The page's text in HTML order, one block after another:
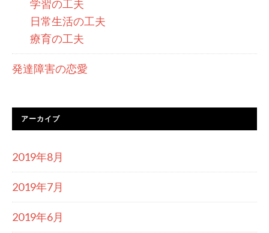
学習の工夫
日常生活の工夫
療育の工夫
発達障害の恋愛
アーカイブ
2019年8月
2019年7月
2019年6月